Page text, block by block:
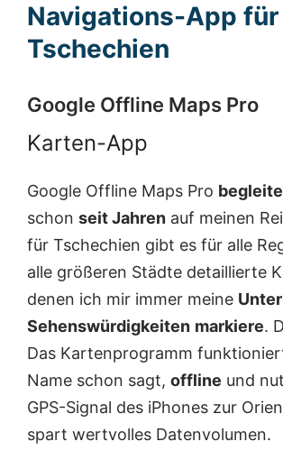
Navigations-App für
Tschechien
Google Offline Maps Pro
Karten-App
Google Offline Maps Pro
schon seit Jahren auf meinen
für Tschechien gibt es für alle
alle größeren Städte detaillierte
denen ich mir immer meine
Sehenswürdigkeiten markiere.
Das Kartenprogramm
Name schon sagt, offline und
GPS-Signal des iPhones zur
spart wertvolles Datenvolumen.